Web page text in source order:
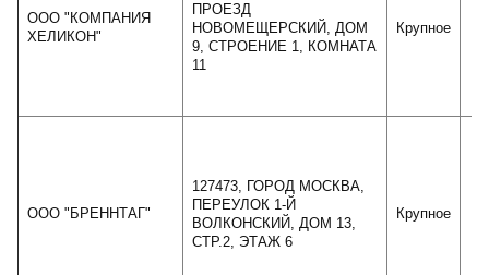
ООО "КОМПАНИЯ
ХЕЛИКОН"
ПРОЕЗД
НОВОМЕЩЕРСКИЙ, ДОМ
9, СТРОЕНИЕ 1, КОМНАТА
11
Крупное
ООО "БРЕННТАГ"
127473, ГОРОД МОСКВА,
ПЕРЕУЛОК 1-Й
ВОЛКОНСКИЙ, ДОМ 13,
СТР.2, ЭТАЖ 6
Крупное